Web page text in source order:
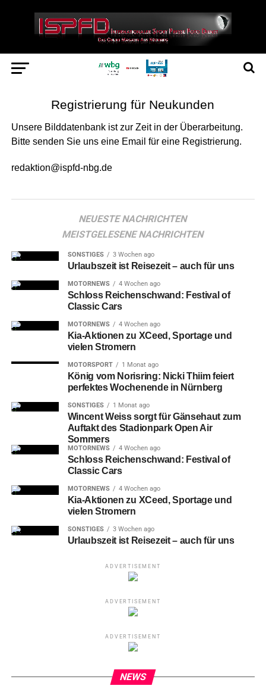
Registrierung für Neukunden
Unsere Bilddatenbank ist zur Zeit in der Überarbeitung.
Bitte senden Sie uns eine Email für eine Registrierung.
redaktion@ispfd-nbg.de
NEUESTE NACHRICHTEN
MEISTGELESENE NACHRICHTEN
SONSTIGES 3 Wochen ago
Urlaubszeit ist Reisezeit – auch für uns
MOTORNEWS 4 Wochen ago
Schloss Reichenschwand: Festival of
Classic Cars
MOTORNEWS 4 Wochen ago
Kia-Aktionen zu XCeed, Sportage und
vielen Stromern
MOTORSPORT 1 Monat ago
König vom Norisring: Nicki Thiim feiert
perfektes Wochenende in Nürnberg
SONSTIGES 1 Monat ago
Wincent Weiss sorgt für Gänsehaut zum
Auftakt des Stadionpark Open Air
Sommers
MOTORNEWS 4 Wochen ago
Schloss Reichenschwand: Festival of
Classic Cars
MOTORNEWS 4 Wochen ago
Kia-Aktionen zu XCeed, Sportage und
vielen Stromern
SONSTIGES 3 Wochen ago
Urlaubszeit ist Reisezeit – auch für uns
ADVERTISEMENT
ADVERTISEMENT
ADVERTISEMENT
NEWS